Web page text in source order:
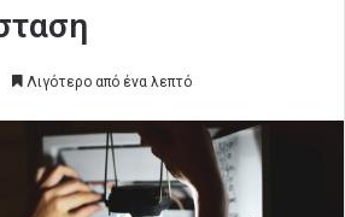
Λιγότερο από ένα λεπτό